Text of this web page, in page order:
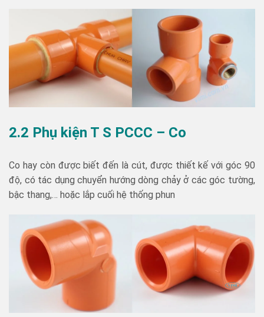
2.2 Phụ kiện T S PCCC – Co
Co hay còn được biết đến là cút, được thiết kế với góc 90
độ, có tác dụng chuyển hướng dòng chảy ở các góc tường,
bậc thang,… hoặc lắp cuối hệ thống phun